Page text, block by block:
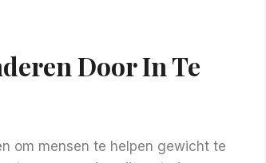
Door In Te
om mensen te helpen gewicht te